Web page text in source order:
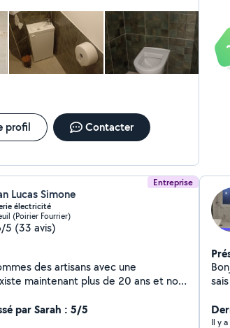
profil Contacter
Entreprise
Lucas Simone
électricité
(Poirier Fourrier)
5 (33 avis)
des artisans avec une
maintenant plus de 20 ans et nos
vos assurances ou autres .
, débouchage camion hydrocureur,
par Sarah : 5/5
de cuissons, également pour les salles de bains, parois
de
Il y